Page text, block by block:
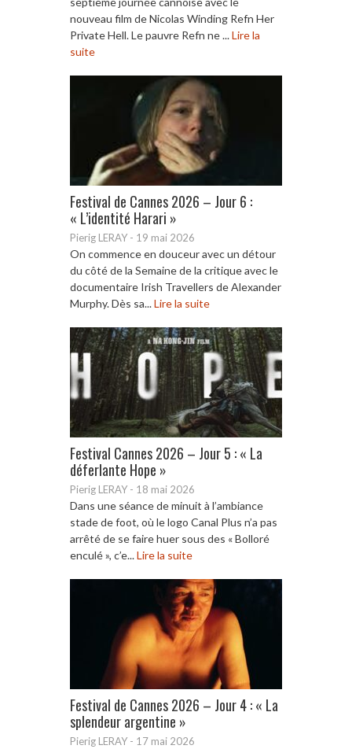
nouveau film de Nicolas Winding Refn Her
Private Hell. Le pauvre Refn ne ...Lire la
suite
Festival de Cannes 2026 – Jour 6 :
« L’identité Harari »
Pierig LERAY - 19 mai 2026
On commence en douceur avec un détour
du côté de la Semaine de la critique avec le
documentaire Irish Travellers de Alexander
Murphy. Dès sa...Lire la suite
Festival Cannes 2026 – Jour 5 : « La
déferlante Hope »
Pierig LERAY - 18 mai 2026
Dans une séance de minuit à l’ambiance
stade de foot, où le logo Canal Plus n’a pas
arrêté de se faire huer sous des « Bolloré
enculé », c’e...Lire la suite
Festival de Cannes 2026 – Jour 4 : « La
splendeur argentine »
Pierig LERAY - 17 mai 2026